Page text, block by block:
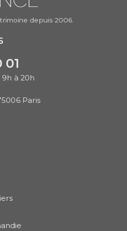
depuis 2006.
01
à 20h
Paris